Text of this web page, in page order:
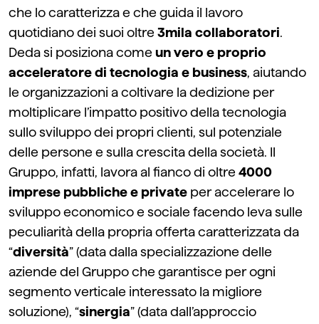
che lo caratterizza e che guida il lavoro
quotidiano dei suoi oltre 3mila collaboratori.
Deda si posiziona come un vero e proprio
acceleratore di tecnologia e business, aiutando
le organizzazioni a coltivare la dedizione per
moltiplicare l’impatto positivo della tecnologia
sullo sviluppo dei propri clienti, sul potenziale
delle persone e sulla crescita della società. Il
Gruppo, infatti, lavora al fianco di oltre 4000
imprese pubbliche e private per accelerare lo
sviluppo economico e sociale facendo leva sulle
peculiarità della propria offerta caratterizzata da
“diversità” (data dalla specializzazione delle
aziende del Gruppo che garantisce per ogni
segmento verticale interessato la migliore
soluzione), “sinergia” (data dall’approccio